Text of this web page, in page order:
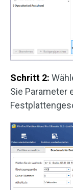
Schritt 2:
Sie Parameter